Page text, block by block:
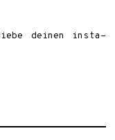
deinen insta-